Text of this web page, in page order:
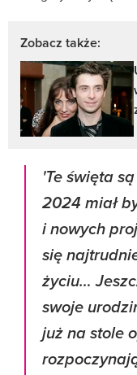
Zobacz także:
'Te święta
2024 miał
i nowych
się
życiu…
swoje
już na stole